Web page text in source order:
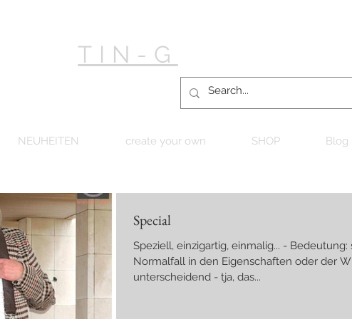
TIN-G
NEUHEITEN create your own SHOP Blog
Special
Speziell, einzigartig, einmalig... - Bedeutung:
Normalfall in den Eigenschaften oder der
unterscheidend - tja, das...